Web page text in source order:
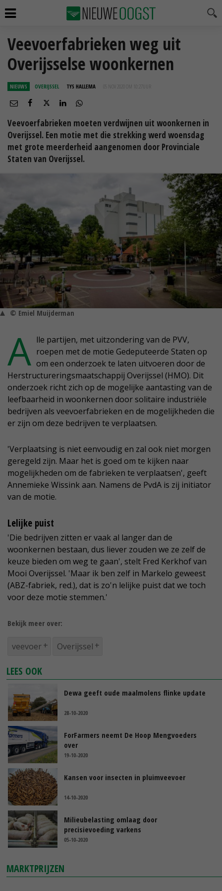
Veevoerfabrieken weg uit
Overijsselse woonkernen
NIEUWS OVERIJSSEL TYS HALLEMA 05 NOV 2020 OM 10:27
Veevoerfabrieken moeten verdwijnen uit woonkernen in
Overijssel. Een motie met die strekking werd woensdag
met grote meerderheid aangenomen door Provinciale
Staten van Overijssel.
© Emiel Muijderman
A lle partijen, met uitzondering van de PVV,
roepen met de motie Gedeputeerde Staten op
om een onderzoek te laten uitvoeren door de
Herstructureringsmaatschappij Overijssel (HMO). Dit
onderzoek richt zich op de mogelijke aantasting van de
leefbaarheid in woonkernen door solitaire industriële
bedrijven als veevoerfabrieken en de mogelijkheden die
er zijn om deze bedrijven te verplaatsen.
'Verplaatsing is niet eenvoudig en zal ook niet morgen
geregeld zijn. Maar het is goed om te kijken naar
mogelijkheden om de fabrieken te verplaatsen', geeft
Annemieke Wissink aan. Namens de PvdA is zij initiator
van de motie.
Lelijke puist
'Die bedrijven zitten er vaak al langer dan de
woonkernen bestaan, dus liever zouden we ze zelf de
keuze bieden om weg te gaan', stelt Fred Kerkhof van
Mooi Overijssel. 'Maar ik ben zelf in Markelo geweest
(ABZ-fabriek, red.), dat is zo'n lelijke puist dat we toch
voor deze motie stemmen.'
Bekijk meer over:
veevoer Overijssel
LEES OOK
Dewa geeft oude maalmolens flinke update
28-10-2020
ForFarmers neemt De Hoop Mengvoeders
over
19-10-2020
Kansen voor insecten in pluimveevoer
14-10-2020
Milieubelasting omlaag door
precisievoeding varkens
05-10-2020
MARKTPRIJZEN